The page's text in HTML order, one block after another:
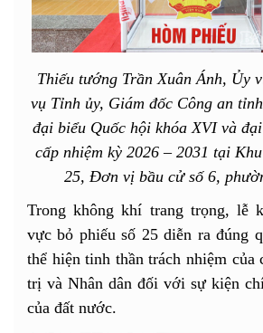
Thiếu tướng Trần Xuân Ánh, Ủy
vụ Tỉnh ủy, Giám đốc Công an
đại biểu Quốc hội khóa XVI và
cấp nhiệm kỳ 2026 – 2031 tại
25, Đơn vị bầu cử số 6,
Trong không khí trang trọng, lễ
vực bỏ phiếu số 25 diễn ra đúng
thể hiện tinh thần trách nhiệm của
trị và Nhân dân đối với sự kiện
của đất nước.